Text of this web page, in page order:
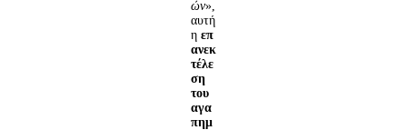
ών»,
αυτή
η επ
ανεκ
τέλε
ση
του
αγα
πημ